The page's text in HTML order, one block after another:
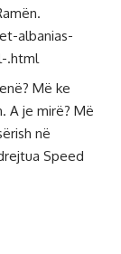
albanias-
.html
Më ke
A je mirë? Më
në
Speed